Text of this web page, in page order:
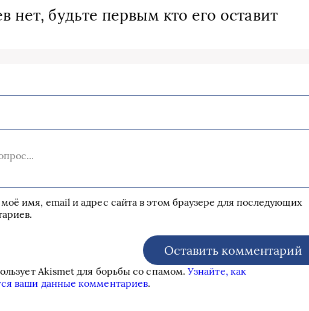
нет, будьте первым кто его оставит
имя, email и адрес сайта в этом браузере для последующих
Akismet для борьбы со спамом.Узнайте, как
ваши данные комментариев.